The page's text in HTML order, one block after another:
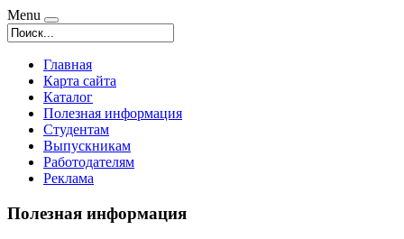
Menu
Главная
Карта сайта
Каталог
Полезная информация
Студентам
Выпускникам
Работодателям
Реклама
Полезная информация